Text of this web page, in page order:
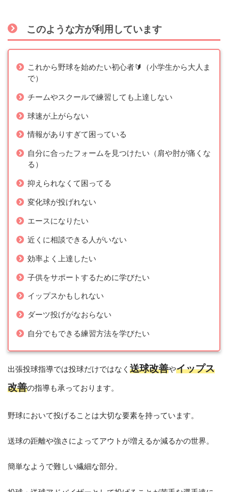
このような方が利用しています
これから野球を始めたい初心者🔰（小学生から大人ま
で）
チームやスクールで練習しても上達しない
球速が上がらない
情報がありすぎて困っている
自分に合ったフォームを見つけたい（肩や肘が痛くな
る）
抑えられなくて困ってる
変化球が投げれない
エースになりたい
近くに相談できる人がいない
効率よく上達したい
子供をサポートするために学びたい
イップスかもしれない
ダーツ投げがなおらない
自分でもできる練習方法を学びたい
出張投球指導では投球だけではなく 送球改善やイップス
改善の指導も承っております。
野球において投げることは大切な要素を持っています。
送球の距離や強さによってアウトが増えるか減るかの世界。
簡単なようで難しい繊細な部分。